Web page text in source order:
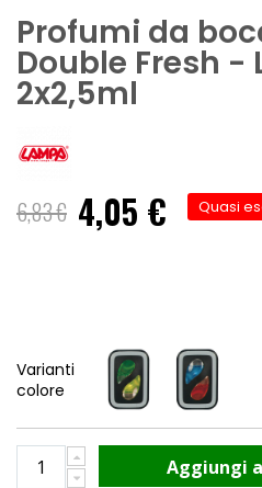
Profumi da
Double Fresh -
2x2,5ml
6,83 €
Prezzo
speciale
4,05 € Quasi
Varianti
colore
Aggiungi